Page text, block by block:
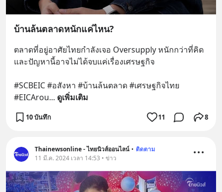
บ้านล้นตลาดหนักแค่ไหน?
ตลาดที่อยู่อาศัยไทยกำลังเจอ Oversupply หนักกว่าที่คิด
และปัญหานี้อาจไม่ได้จบแค่เรื่องเศรษฐกิจ
#SCBEIC #อสังหา #บ้านล้นตลาด #เศรษฐกิจไทย
#EICArou... ดูเพิ่มเติม
10 บันทึก 11 8
Thainewsonline - ไทยนิวส์ออนไลน์ • ติดตาม
11 มี.ค. 2024 เวลา 14:53 • ข่าว